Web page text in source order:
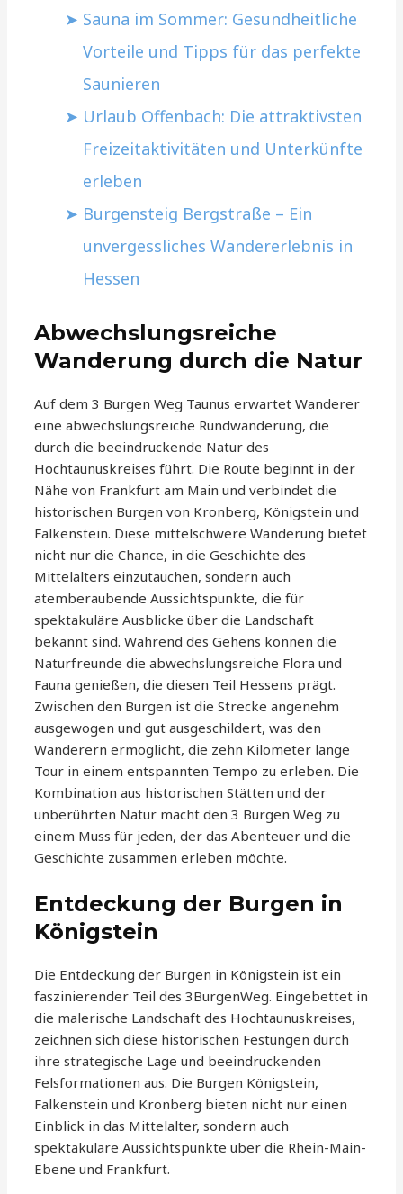
Sauna im Sommer: Gesundheitliche
Vorteile und Tipps für das perfekte
Saunieren
Urlaub Offenbach: Die attraktivsten
Freizeitaktivitäten und Unterkünfte
erleben
Burgensteig Bergstraße – Ein
unvergessliches Wandererlebnis in
Hessen
Abwechslungsreiche
Wanderung durch die Natur
Auf dem 3 Burgen Weg Taunus erwartet Wanderer
eine abwechslungsreiche Rundwanderung, die
durch die beeindruckende Natur des
Hochtaunuskreises führt. Die Route beginnt in der
Nähe von Frankfurt am Main und verbindet die
historischen Burgen von Kronberg, Königstein und
Falkenstein. Diese mittelschwere Wanderung bietet
nicht nur die Chance, in die Geschichte des
Mittelalters einzutauchen, sondern auch
atemberaubende Aussichtspunkte, die für
spektakuläre Ausblicke über die Landschaft
bekannt sind. Während des Gehens können die
Naturfreunde die abwechslungsreiche Flora und
Fauna genießen, die diesen Teil Hessens prägt.
Zwischen den Burgen ist die Strecke angenehm
ausgewogen und gut ausgeschildert, was den
Wanderern ermöglicht, die zehn Kilometer lange
Tour in einem entspannten Tempo zu erleben. Die
Kombination aus historischen Stätten und der
unberührten Natur macht den 3 Burgen Weg zu
einem Muss für jeden, der das Abenteuer und die
Geschichte zusammen erleben möchte.
Entdeckung der Burgen in
Königstein
Die Entdeckung der Burgen in Königstein ist ein
faszinierender Teil des 3BurgenWeg. Eingebettet in
die malerische Landschaft des Hochtaunuskreises,
zeichnen sich diese historischen Festungen durch
ihre strategische Lage und beeindruckenden
Felsformationen aus. Die Burgen Königstein,
Falkenstein und Kronberg bieten nicht nur einen
Einblick in das Mittelalter, sondern auch
spektakuläre Aussichtspunkte über die Rhein-Main-
Ebene und Frankfurt.